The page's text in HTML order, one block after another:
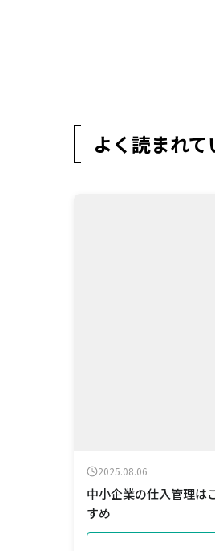
よく読まれ
2025.08.06
中小企業の仕入管理は
すめ